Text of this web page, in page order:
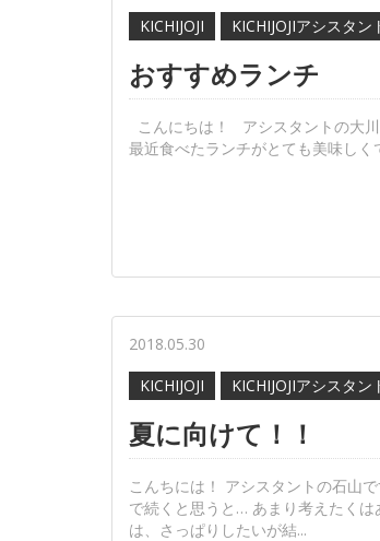
KICHIJOJI
KICHIJOJIアシスタン
おすすめランチ
こんにちは！ アシスタントの大
最近食べたランチがとても美味し
2018.05.30
KICHIJOJI
KICHIJOJIアシスタン
夏に向けて！！
こんちには！ アシスタントの石山
で続くと思うと… あまり考えたく
は、さっぱりしたいが結...